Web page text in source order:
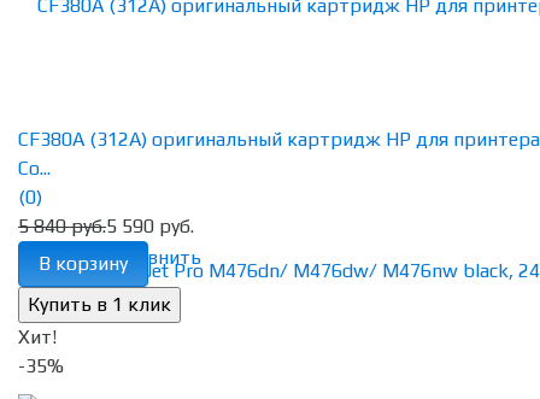
избранное сравнить
CF380A (312A) оригинальный картридж HP для
Co...
(0)
5 840 руб.5 590 руб.
В корзину
Хит!
-35%